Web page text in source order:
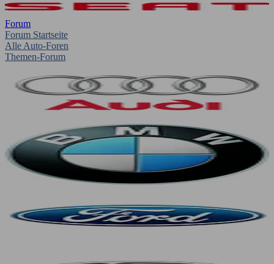
Forum
Forum Startseite
Alle Auto-Foren
Themen-Forum